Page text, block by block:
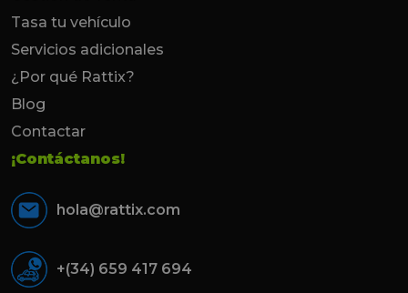
Tasa tu vehículo
Servicios adicionales
¿Por qué Rattix?
Blog
Contactar
¡Contáctanos!
hola@rattix.com
+(34) 659 417 694